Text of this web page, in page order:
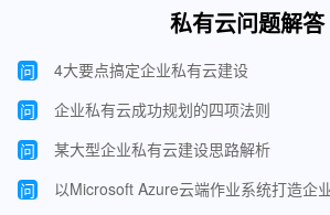
私有云问题解答
问
4大要点搞定企业私有云建设
问
企业私有云成功规划的四项法则
问
某大型企业私有云建设思路解析
问
以Microsoft Azure云端作业系统打造企